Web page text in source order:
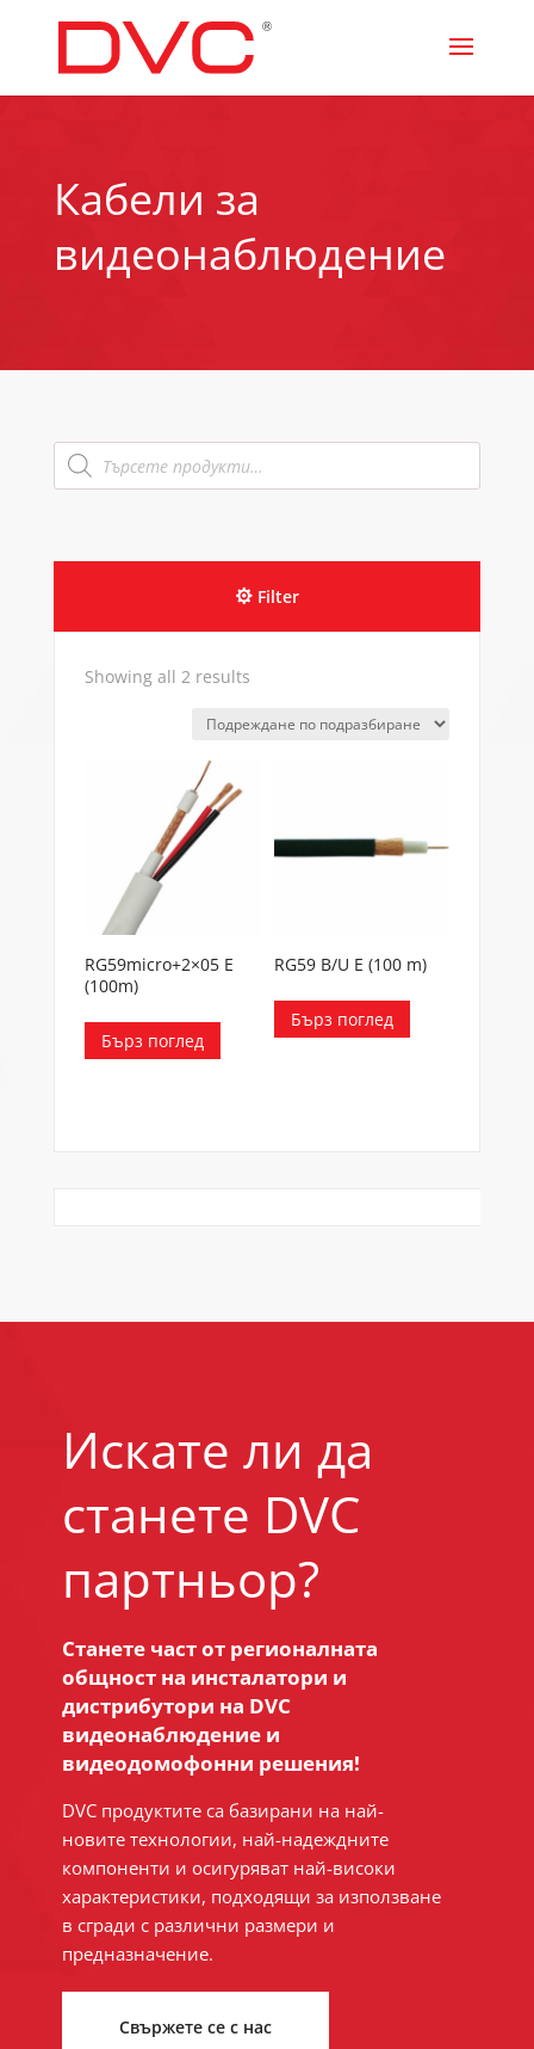
Кабели за
видеонаблюдение
Products
search
Filter
Showing all 2 results
RG59micro+2×05 E
(100m)
Бърз поглед
RG59 B/U E (100 m)
Бърз поглед
Искате ли да
станете DVC
партньор?
Станете част от регионалната
общност на инсталатори и
дистрибутори на DVC
видеонаблюдение и
видеодомофонни решения!
DVC продуктите са базирани на най-
новите технологии, най-надеждните
компоненти и осигуряват най-високи
характеристики, подходящи за използване
в сгради с различни размери и
предназначение.
Свържете се с нас